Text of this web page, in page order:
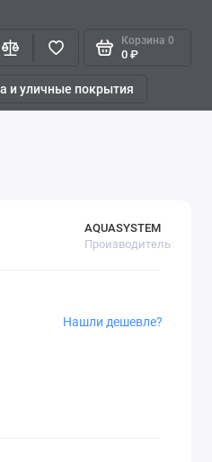
Корзина 0
0 ₽
и уличные покрытия
AQUASYSTEM
Производитель
Нашли дешевле?